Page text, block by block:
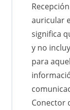
auricular
significa
y no
para
Conector